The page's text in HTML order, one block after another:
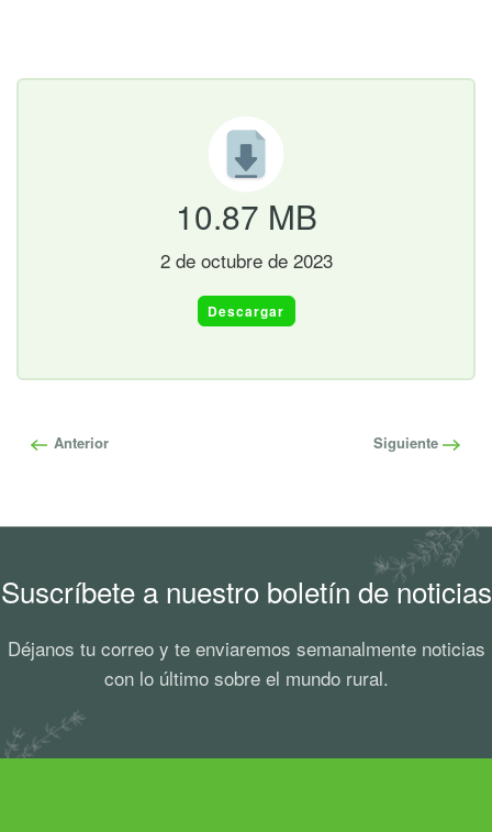
10.87 MB
2 de octubre de 2023
Descargar
Anterior Siguiente
Suscríbete a nuestro boletín de noticias
Déjanos tu correo y te enviaremos semanalmente noticias
con lo último sobre el mundo rural.